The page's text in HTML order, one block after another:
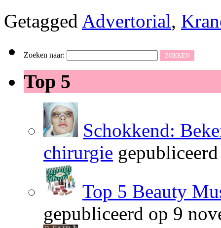
Getagged Advertorial,
Zoeken naar:
Top 5
Schokkend:
chirurgie
Top 5 Beauty
gepubliceerd op 9